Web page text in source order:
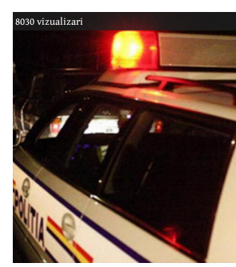
local, aflat și așa în mare suferință. Și
lucru prin atragerea unor sponsorizări
care au înțeles că este nevoie să
8030 vizualizari